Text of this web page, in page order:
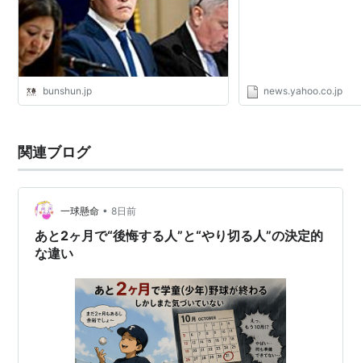
bunshun.jp news.yahoo.co.jp
関連ブログ
一球懸命 • 8日前
あと2ヶ月で“後悔する人”と“やり切る人”の決定的
な違い